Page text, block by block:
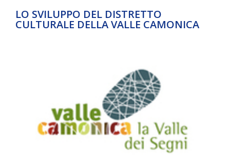
LO SVILUPPO DEL DISTRETTO
CULTURALE DELLA VALLE CAMONICA